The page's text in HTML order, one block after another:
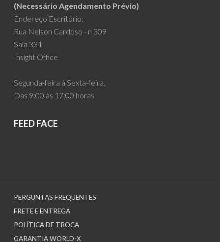
(Necessário Agendamento Prévio)
Endereço Escritório:
Rua Nelson Cardoso - n 309
Sala 331
Insight Office
Segunda-feira à Sexta-feira,
Das 9:00 às 17:00 horas
FEED FACE
PERGUNTAS FREQUENTES
FRETE E ENTREGA
POLÍTICA DE TROCA
GARANTIA WORLD-X